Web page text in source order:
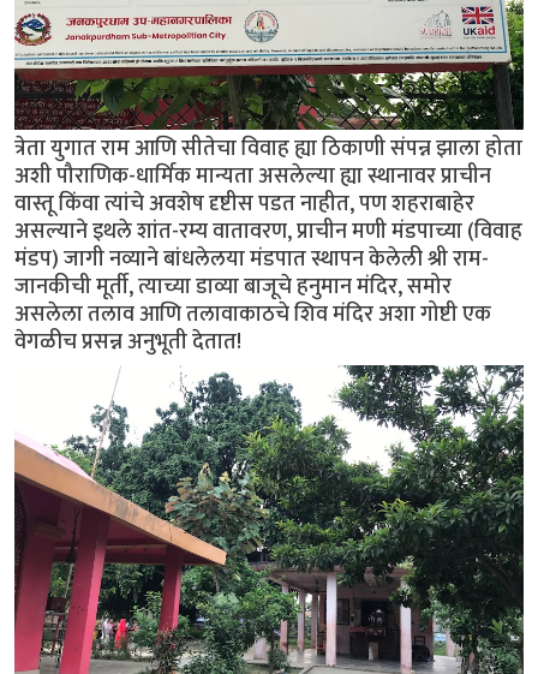
त्रेता युगात राम आणि सीतेचा विवाह ह्या ठिकाणी संपन्न झाला होता
अशी पौराणिक-धार्मिक मान्यता असलेल्या ह्या स्थानावर प्राचीन
वास्तू किंवा त्यांचे अवशेष दृष्टीस पडत नाहीत, पण शहराबाहेर
असल्याने इथले शांत-रम्य वातावरण, प्राचीन मणी मंडपाच्या (विवाह
मंडप) जागी नव्याने बांधलेलया मंडपात स्थापन केलेली श्री राम-
जानकीची मूर्ती, त्याच्या डाव्या बाजूचे हनुमान मंदिर, समोर
असलेला तलाव आणि तलावाकाठचे शिव मंदिर अशा गोष्टी एक
वेगळीच प्रसन्न अनुभूती देतात!